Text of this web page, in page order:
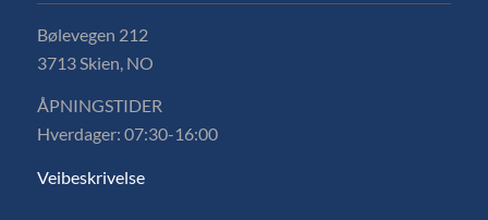
Bølevegen 212
3713 Skien, NO
ÅPNINGSTIDER
Hverdager: 07:30-16:00
Veibeskrivelse